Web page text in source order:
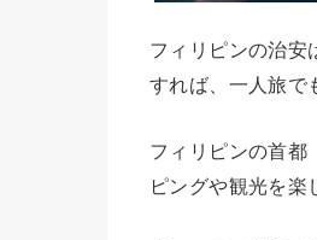
フィリピンの治安
すれば、一人旅で
フィリピンの首都
ピングや観光を楽